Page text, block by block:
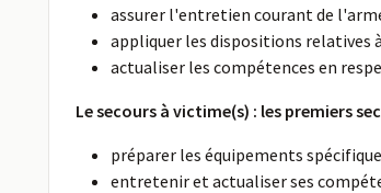
assurer l'entretien courant de
appliquer les dispositions relatives
actualiser les compétences en
Le secours à victime(s) : les premiers
préparer les équipements
entretenir et actualiser ses